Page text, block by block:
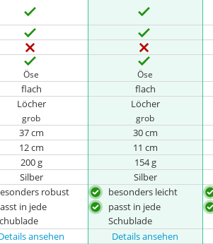
Öse Öse
flach flach
Löcher
grob
Löcher
grob
37 cm 30 cm
12 cm 11 cm
200 g 154 g
Silber Silber
robust
in jede
besonders leicht
passt in jede
Schublade
ansehen Details ansehen